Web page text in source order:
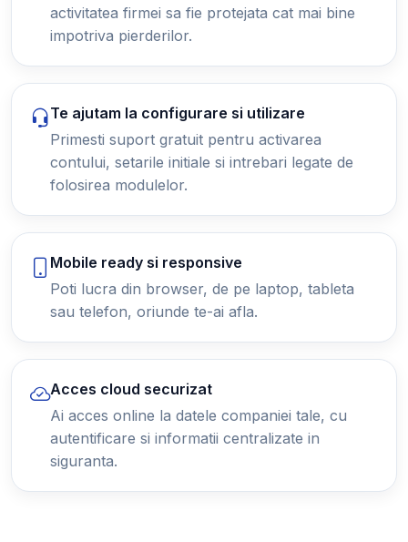
activitatea firmei sa fie protejata cat mai bine
impotriva pierderilor.
Te ajutam la configurare si utilizare
Primesti suport gratuit pentru activarea
contului, setarile initiale si intrebari legate de
folosirea modulelor.
Mobile ready si responsive
Poti lucra din browser, de pe laptop, tableta
sau telefon, oriunde te-ai afla.
Acces cloud securizat
Ai acces online la datele companiei tale, cu
autentificare si informatii centralizate in
siguranta.